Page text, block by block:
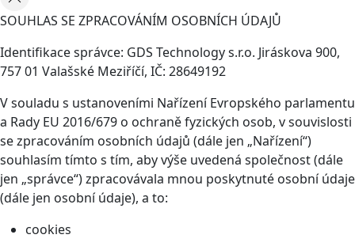
SOUHLAS SE ZPRACOVÁNÍM OSOBNÍCH ÚDAJŮ
Identifikace správce: GDS Technology s.r.o. Jiráskova 900,
757 01 Valašské Meziříčí, IČ: 28649192
V souladu s ustanoveními Nařízení Evropského parlamentu
a Rady EU 2016/679 o ochraně fyzických osob, v souvislosti
se zpracováním osobních údajů (dále jen „Nařízení“)
souhlasím tímto s tím, aby výše uvedená společnost (dále
jen „správce“) zpracovávala mnou poskytnuté osobní údaje
(dále jen osobní údaje), a to:
cookies